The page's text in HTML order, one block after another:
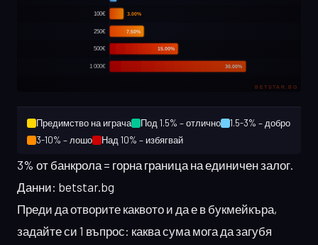
Предимство на играча Под 1.5% – отлично
1.5-3% – добро
3-10% – лошо
Над 10% – избягвай
3% от банкрола = горна граница на единичен залог.
Данни: betstar.bg
Преди да отворите каквото и да е в букмейкъра,
задайте си 1 въпрос: каква сума мога да загубя